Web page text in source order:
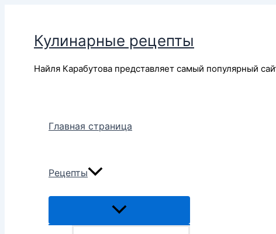
содержимому
Кулинарные рецепты
Найля Карабутова представляет самый популярный
Главная страница
Рецепты
Переключатель